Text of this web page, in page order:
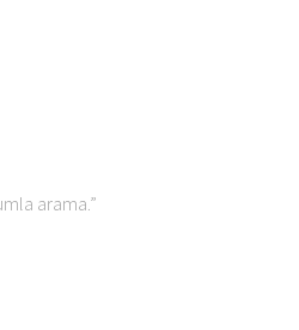
arama.”